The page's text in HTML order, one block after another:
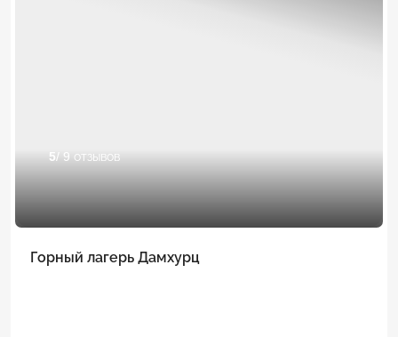
5/ 9 отзывов
Горный лагерь Дамхурц